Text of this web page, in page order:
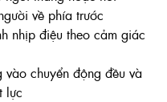
về phía trước
nhịp điệu theo cảm giác
vào chuyển động đều và
lực